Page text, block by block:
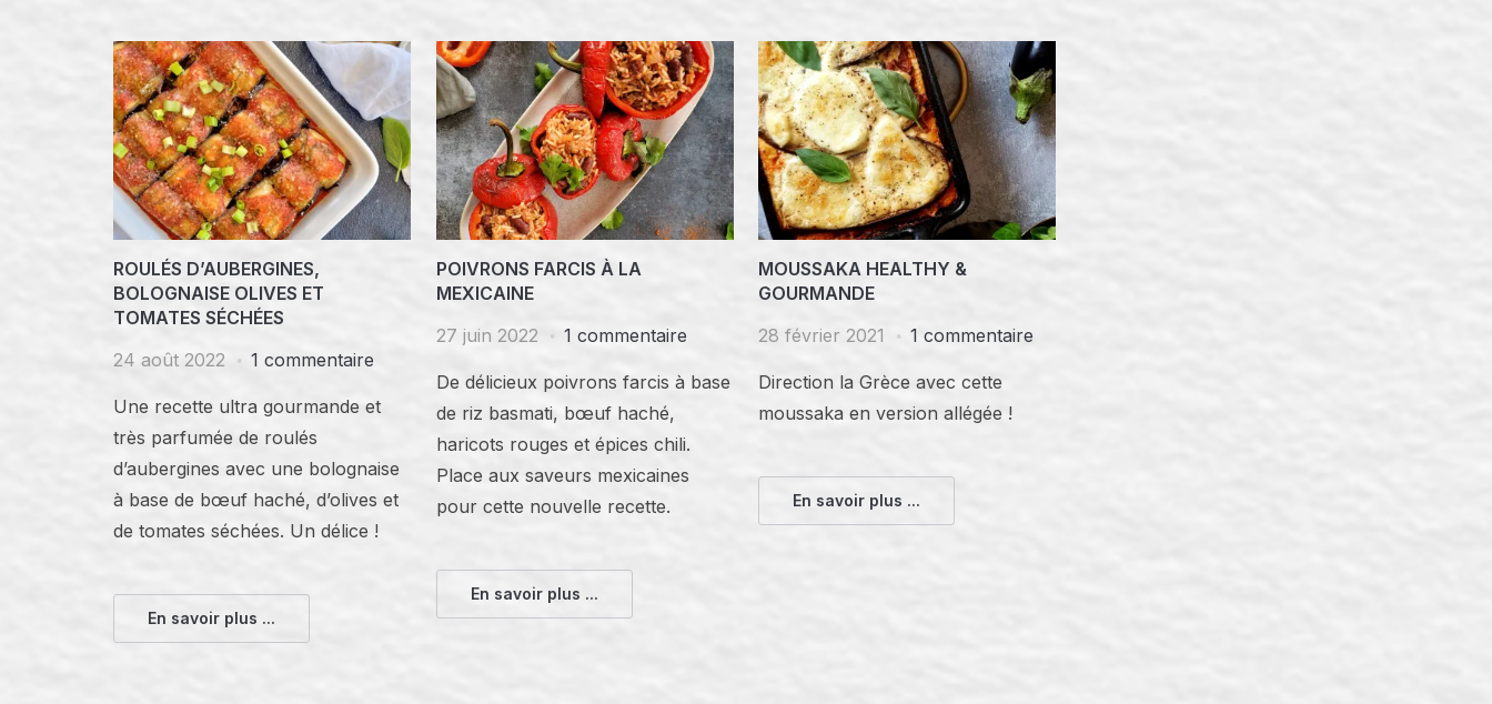
ROULÉS D’AUBERGINES,
BOLOGNAISE OLIVES ET
TOMATES SÉCHÉES
24 août 2022
1 commentaire
Une recette ultra gourmande et
très parfumée de roulés
d’aubergines avec une bolognaise
à base de bœuf haché, d’olives et
de tomates séchées. Un délice !
En savoir plus ...
POIVRONS FARCIS À LA
MEXICAINE
27 juin 2022
1 commentaire
De délicieux poivrons farcis à base
de riz basmati, bœuf haché,
haricots rouges et épices chili.
Place aux saveurs mexicaines
pour cette nouvelle recette.
En savoir plus ...
MOUSSAKA HEALTHY &
GOURMANDE
28 février 2021
1 commentaire
Direction la Grèce avec cette
moussaka en version allégée !
En savoir plus ...